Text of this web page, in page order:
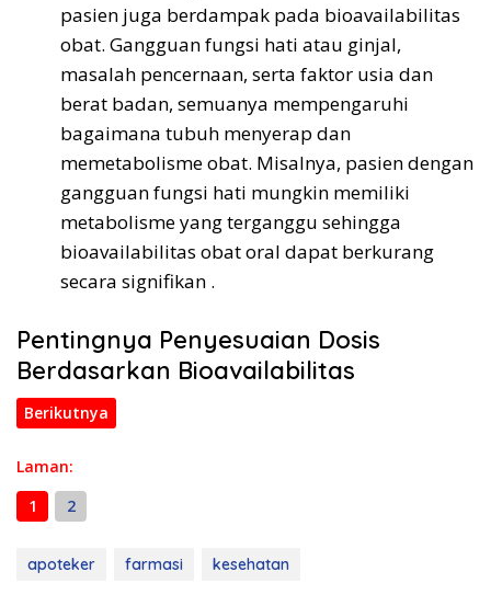
pasien juga berdampak pada bioavailabilitas
obat. Gangguan fungsi hati atau ginjal,
masalah pencernaan, serta faktor usia dan
berat badan, semuanya mempengaruhi
bagaimana tubuh menyerap dan
memetabolisme obat. Misalnya, pasien dengan
gangguan fungsi hati mungkin memiliki
metabolisme yang terganggu sehingga
bioavailabilitas obat oral dapat berkurang
secara signifikan .
Pentingnya Penyesuaian Dosis
Berdasarkan Bioavailabilitas
Berikutnya
Laman:
1
2
apoteker farmasi kesehatan